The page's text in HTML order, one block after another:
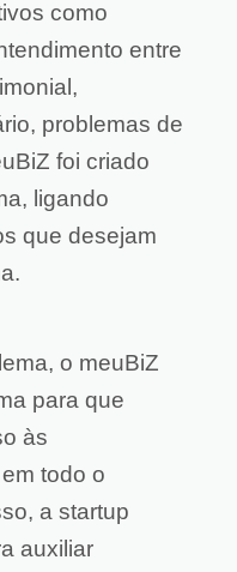
como
entre
problemas de
foi criado
ligando
que desejam
o meuBiZ
para que
às
todo o
a startup
auxiliar